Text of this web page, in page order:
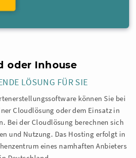
oder Inhouse
LÖSUNG FÜR SIE
können Sie bei
Cloudlösung oder dem Einsatz in
Bei der Cloudlösung berechnen sich
und Nutzung. Das Hosting erfolgt in
eines namhaften Anbieters